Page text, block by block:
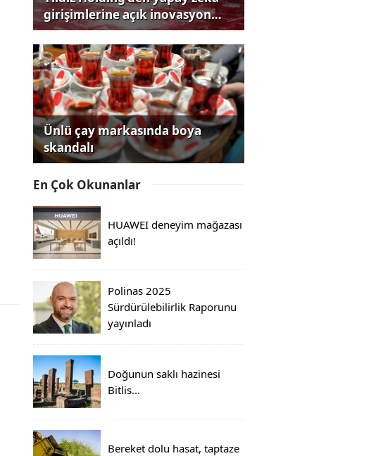
girişimlerine açık inovasyon
çağrısı
Ünlü çay markasında boya
skandalı
En Çok Okunanlar
HUAWEI deneyim mağazası
açıldı!
Polinas 2025
Sürdürülebilirlik Raporunu
yayınladı
Doğunun saklı hazinesi
Bitlis...
Bereket dolu hasat, taptaze